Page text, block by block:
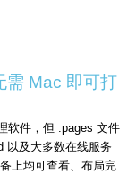
Mac 即可打
软件，但 .pages 文件
以及大多数在线服务
上均可查看、布局完